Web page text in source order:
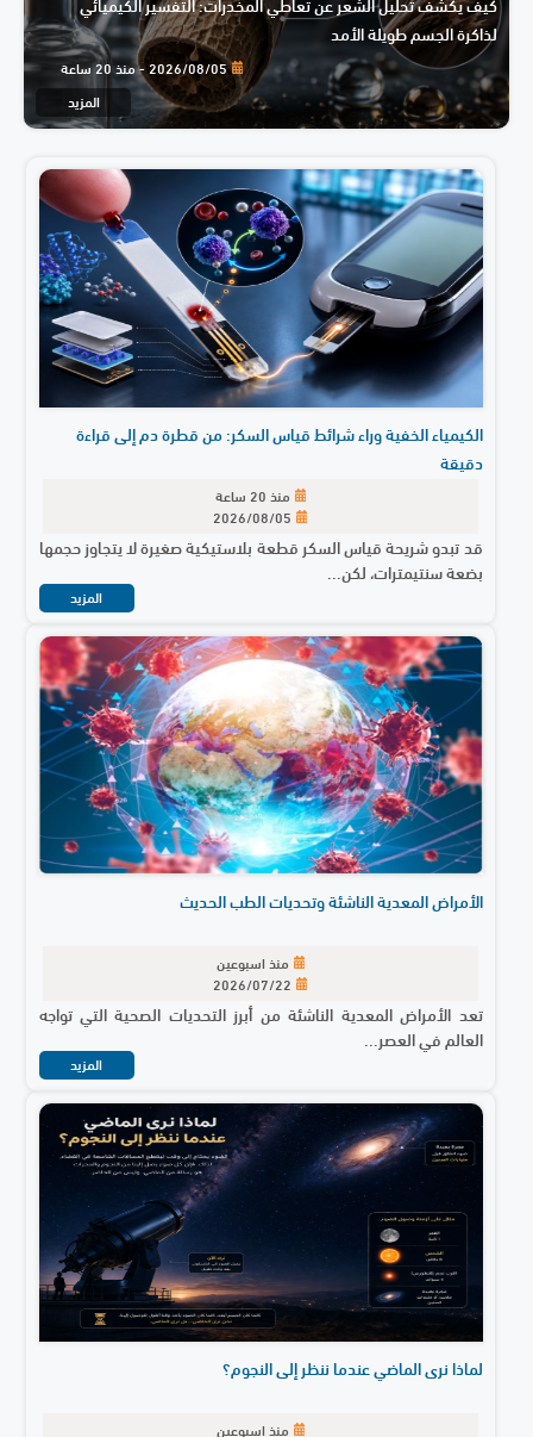
لذاكرة الجسم طويلة الأمد
2026/08/05 - منذ 20 ساعة
المزيد
الكيمياء الخفية وراء شرائط قياس السكر: من قطرة دم إلى قراءة
دقيقة
منذ 20 ساعة
2026/08/05
قد تبدو شريحة قياس السكر قطعة بلاستيكية صغيرة لا يتجاوز حجمها
بضعة سنتيمترات، لكن...
المزيد
الأمراض المعدية الناشئة وتحديات الطب الحديث
منذ اسبوعين
2026/07/22
تعد الأمراض المعدية الناشئة من أبرز التحديات الصحية التي تواجه
العالم في العصر...
المزيد
لماذا نرى الماضي عندما ننظر إلى النجوم؟
منذ اسبوعين